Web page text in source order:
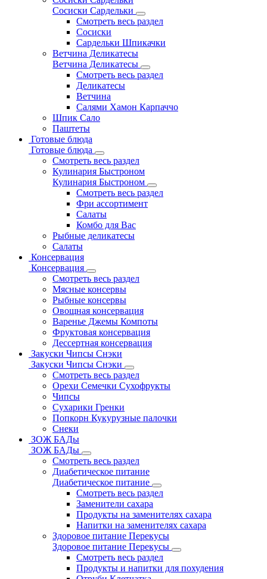
Сосиски Сардельки
Смотреть весь раздел
Сосиски
Сардельки Шпикачки
Ветчина Деликатесы
Ветчина Деликатесы
Смотреть весь раздел
Деликатесы
Ветчина
Салями Хамон Карпаччо
Шпик Сало
Паштеты
Готовые блюда
Готовые блюда
Смотреть весь раздел
Кулинария Быстроном
Кулинария Быстроном
Смотреть весь раздел
Фри ассортимент
Салаты
Комбо для Вас
Рыбные деликатесы
Салаты
Консервация
Консервация
Смотреть весь раздел
Мясные консервы
Рыбные консервы
Овощная консервация
Варенье Джемы Компоты
Фруктовая консервация
Дессертная консервация
Закуски Чипсы Снэки
Закуски Чипсы Снэки
Смотреть весь раздел
Орехи Семечки Сухофрукты
Чипсы
Сухарики Гренки
Попкорн Кукурузные палочки
Снеки
ЗОЖ БАДы
ЗОЖ БАДы
Смотреть весь раздел
Диабетическое питание
Диабетическое питание
Смотреть весь раздел
Заменители сахара
Продукты на заменителях сахара
Напитки на заменителях сахара
Здоровое питание Перекусы
Здоровое питание Перекусы
Смотреть весь раздел
Продукты и напитки для похудения